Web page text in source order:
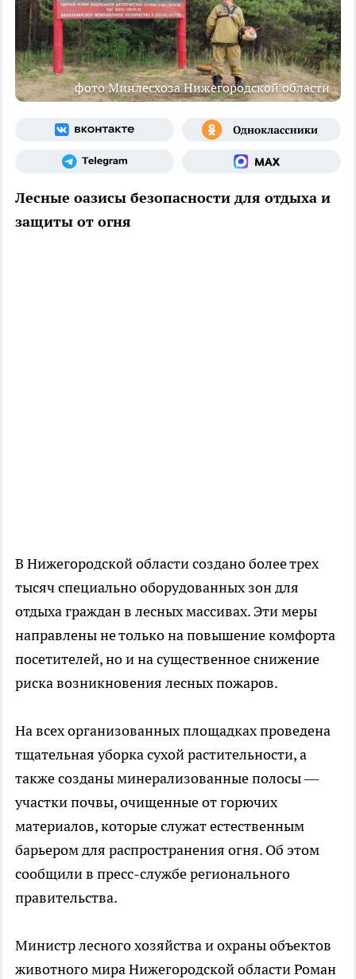
фото Минлесхоза Нижегородской области
Лесные оазисы безопасности для отдыха и
защиты от огня
В Нижегородской области создано более трех
тысяч специально оборудованных зон для
отдыха граждан в лесных массивах. Эти меры
направлены не только на повышение комфорта
посетителей, но и на существенное снижение
риска возникновения лесных пожаров.
На всех организованных площадках проведена
тщательная уборка сухой растительности, а
также созданы минерализованные полосы —
участки почвы, очищенные от горючих
материалов, которые служат естественным
барьером для распространения огня. Об этом
сообщили в пресс-службе регионального
правительства.
Министр лесного хозяйства и охраны объектов
животного мира Нижегородской области Роман